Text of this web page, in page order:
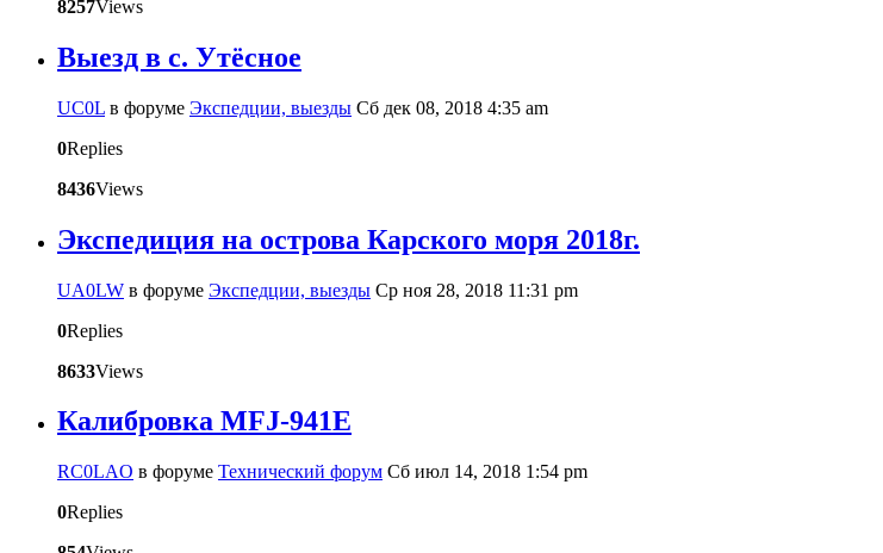
8257Views
Выезд в с. Утёсное
UC0L в форуме Экспедции, выезды Сб дек 08, 2018 4:35 am
0Replies
8436Views
Экспедиция на острова Карского моря 2018г.
UA0LW в форуме Экспедции, выезды Ср ноя 28, 2018 11:31 pm
0Replies
8633Views
Калибровка MFJ-941E
RC0LAO в форуме Технический форум Сб июл 14, 2018 1:54 pm
0Replies